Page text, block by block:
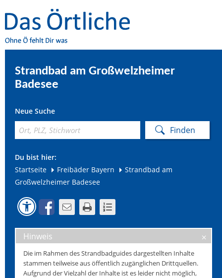
Strandbad am Großwelzheimer
Badesee
Neue Suche
Du bist hier:
Startseite
Freibäder Bayern
Strandbad am
Großwelzheimer Badesee
Hinweis
Die im Rahmen des Strandbadguides dargestellten Inhalte
stammen teilweise aus öffentlich zugänglichen Drittquellen.
Aufgrund der Vielzahl der Inhalte ist es leider nicht möglich,